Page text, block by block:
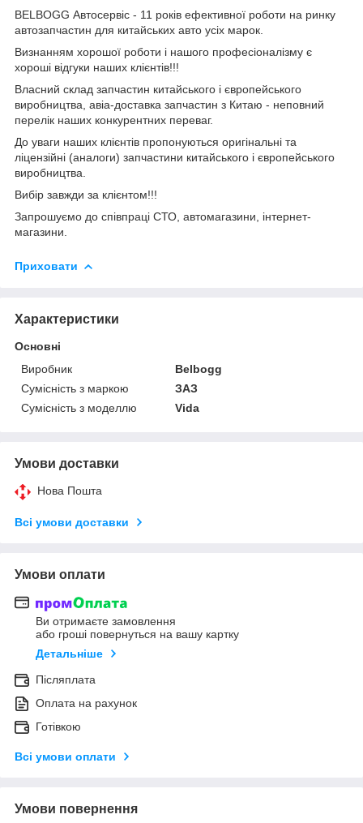
BELBOGG Автосервіс - 11 років ефективної роботи на ринку
автозапчастин для китайських авто усіх марок.
Визнанням хорошої роботи і нашого професіоналізму є
хороші відгуки наших клієнтів!!!
Власний склад запчастин китайського і європейського
виробництва, авіа-доставка запчастин з Китаю - неповний
перелік наших конкурентних переваг.
До уваги наших клієнтів пропонуються оригінальні та
ліцензійні (аналоги) запчастини китайського і європейського
виробництва.
Вибір завжди за клієнтом!!!
Запрошуємо до співпраці СТО, автомагазини, інтернет-
магазини.
Приховати
Характеристики
Основні
Виробник
Belbogg
Сумісність з маркою
ЗАЗ
Сумісність з моделлю
Vida
Умови доставки
Нова Пошта
Всі умови доставки
Умови оплати
Ви отримаєте замовлення
або гроші повернуться на вашу картку
Детальніше
Післяплата
Оплата на рахунок
Готівкою
Всі умови оплати
Умови повернення